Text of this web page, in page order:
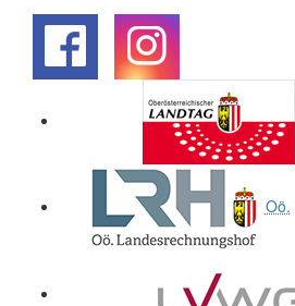
Oö.